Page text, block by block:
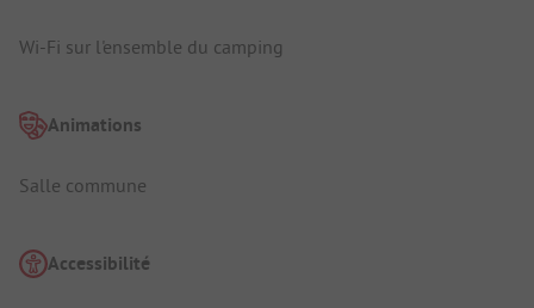
Wi-Fi sur l'ensemble du camping
Animations
Salle commune
Accessibilité